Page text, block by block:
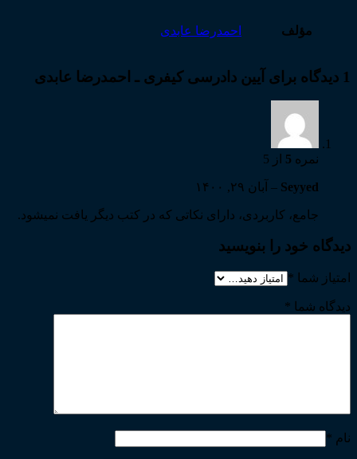
مؤلف احمدرضا عابدی
1 دیدگاه برای آیین دادرسی کیفری ـ احمدرضا عابدی
نمره 5 از 5
Seyyed
– آبان ۲۹, ۱۴۰۰
جامع، کاربردی، دارای نکاتی که در کتب دیگر یافت نمیشود.
دیدگاه خود را بنویسید
امتیاز شما *
دیدگاه شما *
نام *